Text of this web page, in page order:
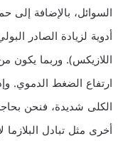
السوائل، بالإضافة إلى
أدوية لزيادة الصادر
اللازيكس). وربما يكون
ارتفاع الضغط الدموي.
الكلى شديدة، فنحن
أخرى مثل تبادل البلازما